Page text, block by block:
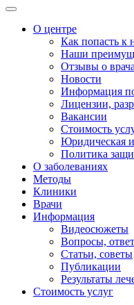
О центре
Как попасть к
Наши
Отзывы о
Новости
Информация
Лицензии,
Вакансии
Стоимость
Юридическая
Политика
О заболеваниях
Методы
Клиники
Врачи
Информация
Видеосюжеты
Вопросы,
Статьи, советы
Публикации
Результаты
Стоимость услуг